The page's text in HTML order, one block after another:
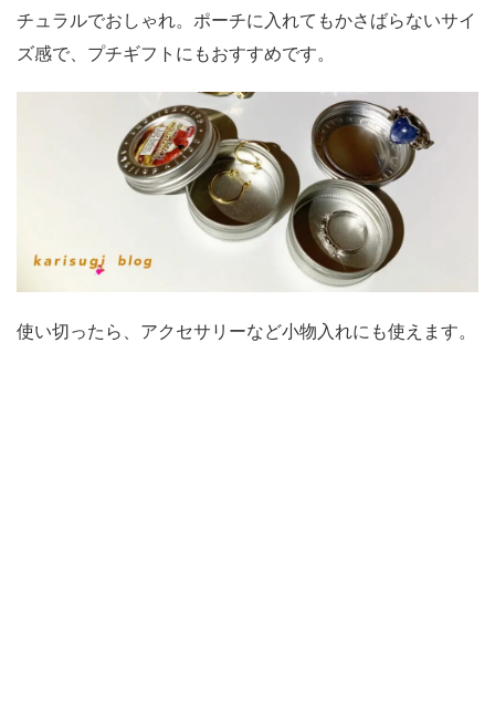
チュラルでおしゃれ。ポーチに入れてもかさばらないサイ
ズ感で、プチギフトにもおすすめです。
使い切ったら、アクセサリーなど小物入れにも使えます。